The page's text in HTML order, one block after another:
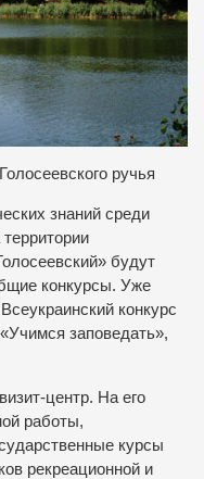
ручья
знаний среди
будут
конкурсы. Уже
конкурс
заповедать»,
центр. На его
работы,
курсы
рекреационной и